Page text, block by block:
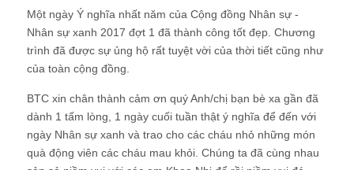
Một ngày Ý nghĩa nhất năm của Cộng đồng Nhân sự -
Nhân sự xanh 2017 đợt 1 đã thành công tốt đẹp. Chương
trình đã được sự ủng hộ rất tuyệt vời của thời tiết cũng như
của toàn cộng đồng.
BTC xin chân thành cảm ơn quý Anh/chị bạn bè xa gần đã
dành 1 tấm lòng, 1 ngày cuối tuần thật ý nghĩa để đến với
ngày Nhân sự xanh và trao cho các cháu nhỏ những món
quà động viên các cháu mau khỏi. Chúng ta đã cùng nhau